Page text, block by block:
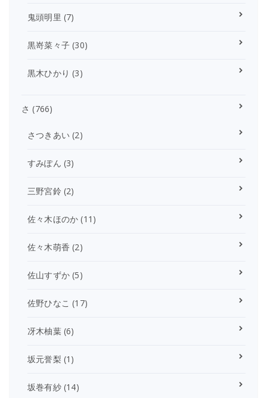
鬼頭明里 (7)
黒嵜菜々子 (30)
黒木ひかり (3)
さ (766)
さつきあい (2)
すみぽん (3)
三野宮鈴(2)
佐々木ほのか (11)
佐々木萌香 (2)
佐山すずか (5)
佐野ひなこ (17)
冴木柚葉(6)
坂元誉梨 (1)
坂巻有紗(14)